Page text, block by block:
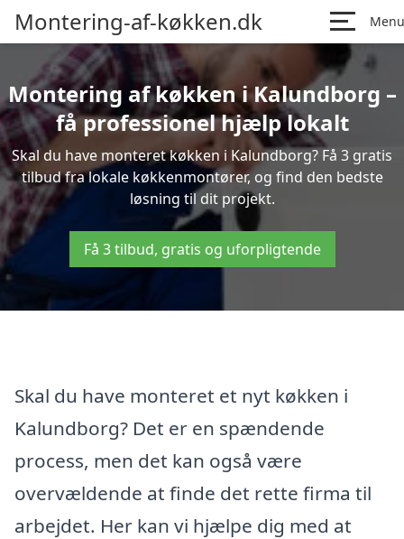
Montering-af-køkken.dk Menu
Montering af køkken i Kalundborg –
få professionel hjælp lokalt
Skal du have monteret køkken i Kalundborg? Få 3 gratis
tilbud fra lokale køkkenmontører, og find den bedste
løsning til dit projekt.
Få 3 tilbud, gratis og uforpligtende
Skal du have monteret et nyt køkken i
Kalundborg? Det er en spændende
process, men det kan også være
overvældende at finde det rette firma til
arbejdet. Her kan vi hjælpe dig med at